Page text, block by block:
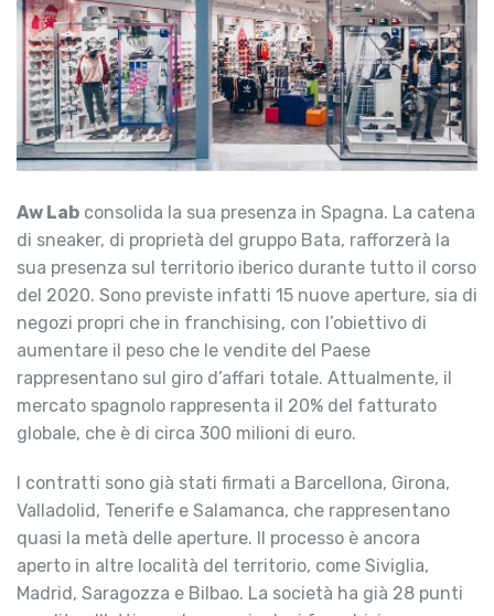
Aw Lab consolida la sua presenza in Spagna. La catena
di sneaker, di proprietà del gruppo Bata, rafforzerà la
sua presenza sul territorio iberico durante tutto il corso
del 2020. Sono previste infatti 15 nuove aperture, sia di
negozi propri che in franchising, con l’obiettivo di
aumentare il peso che le vendite del Paese
rappresentano sul giro d’affari totale. Attualmente, il
mercato spagnolo rappresenta il 20% del fatturato
globale, che è di circa 300 milioni di euro.
I contratti sono già stati firmati a Barcellona, Girona,
Valladolid, Tenerife e Salamanca, che rappresentano
quasi la metà delle aperture. Il processo è ancora
aperto in altre località del territorio, come Siviglia,
Madrid, Saragozza e Bilbao. La società ha già 28 punti